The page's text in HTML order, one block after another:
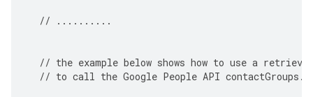
// ..........
// the example below shows how to use a retrieved
// to call the Google People API contactGroups .